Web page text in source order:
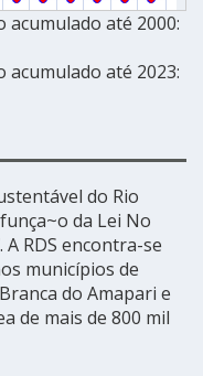
até 2000:
até 2023:
do Rio
da Lei No
A RDS encontra-se
municípios de
do Amapari e
de mais de 800 mil